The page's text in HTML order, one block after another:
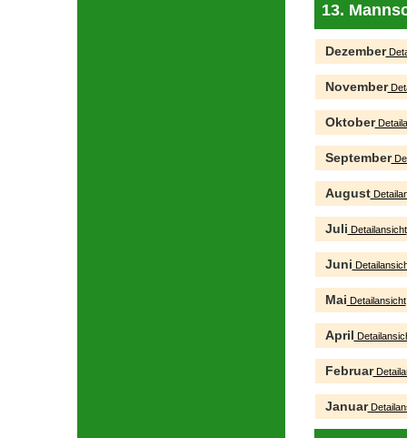
13.
Dezember
November
Oktober
September
August
Juli Detailansicht
Juni
Mai Detailansicht
April
Februar
Januar